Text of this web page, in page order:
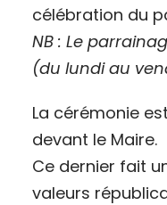
célébration du
NB : Le
(du lundi au
La cérémonie
devant le Maire.
Ce dernier fait
valeurs